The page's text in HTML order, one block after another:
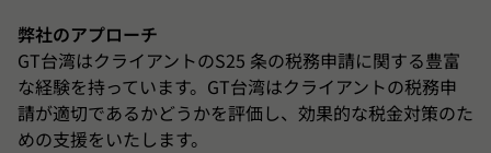
弊社のアプローチ
GT台湾はクライアントのS25 条の税務申請に関する豊富
な経験を持っています。GT台湾はクライアントの税務申
請が適切であるかどうかを評価し、効果的な税金対策のた
めの支援をいたします。